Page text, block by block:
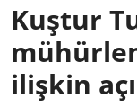
Kuştur
ilişkin